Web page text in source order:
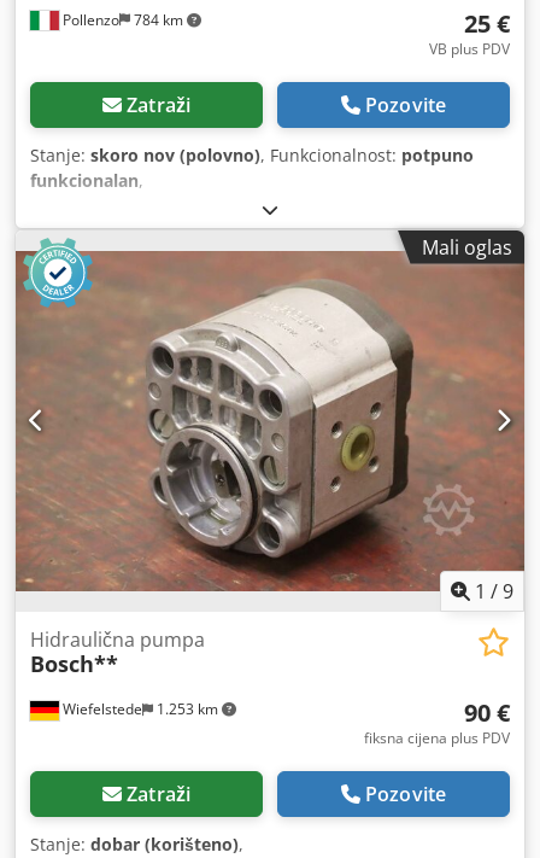
Pollenzo 784 km 25 €
VB plus PDV
Zatraži Pozovite
Stanje: skoro nov (polovno), Funkcionalnost: potpuno
funkcionalan,
Mali oglas
1 /9
Wiefelstede 1.253 km
Hidraulična pumpa
Bosch**
90 €
fiksna cijena plus PDV
Zatraži Pozovite
Stanje: dobar (korišteno),